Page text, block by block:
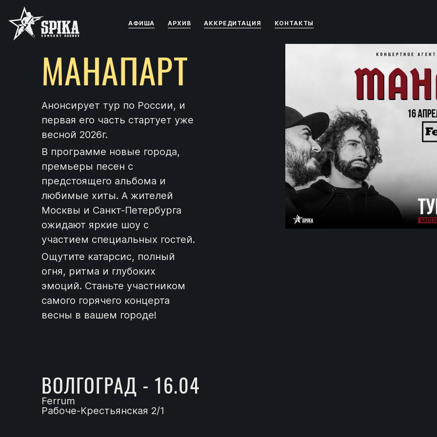
АФИША АРХИВ АККРЕДИТАЦИЯ КОНТАКТЫ
МАНАПАРТ
Анонсирует тур по России, и
первая его часть стартует уже
весной 2026г.
В программе новые города,
премьеры песен с
предстоящего альбома и
любимые хиты. А жителей
Москвы и Санкт-Петербурга
ожидают яркие шоу с
участием специальных гостей.
Ощутите катарсис, полный
огня, ритма и глубоких
эмоций. Станьте участником
самого горячего концерта
весны в вашем городе!
ВОЛГОГРАД - 16.04
Ferrum
Рабоче-Крестьянская 2/1